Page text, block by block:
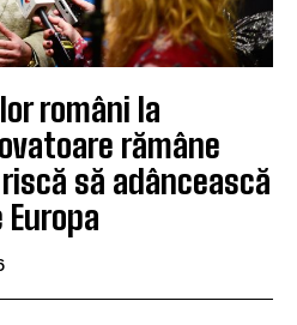
români la
rămâne
să adâncească